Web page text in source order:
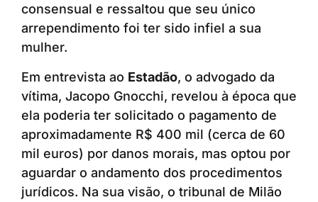
consensual e ressaltou que seu único
arrependimento foi ter sido infiel a sua
mulher.
Em entrevista ao Estadão, o advogado da
vítima, Jacopo Gnocchi, revelou à época que
ela poderia ter solicitado o pagamento de
aproximadamente R$ 400 mil (cerca de 60
mil euros) por danos morais, mas optou por
aguardar o andamento dos procedimentos
jurídicos. Na sua visão, o tribunal de Milão